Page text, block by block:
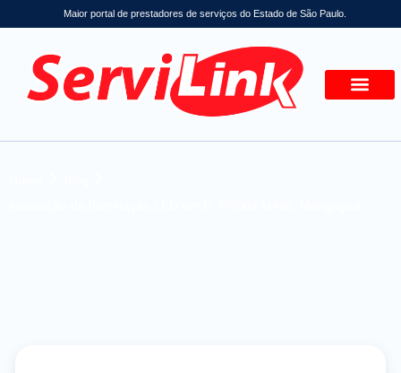
Maior portal de prestadores de serviços do Estado de São Paulo.